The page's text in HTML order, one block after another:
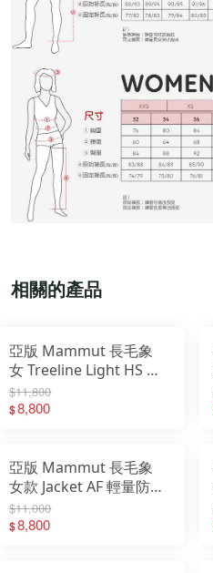
相關的產品
亞版 Mammut 長毛象
女 Treeline Light HS 輕
量GTX風雨衣 1010-
32290
$11,800
$8,800
亞版 Mammut 長毛象
女款 Jacket AF 輕量防水
防風連帽外套 1010-
30940
$11,000
$8,800